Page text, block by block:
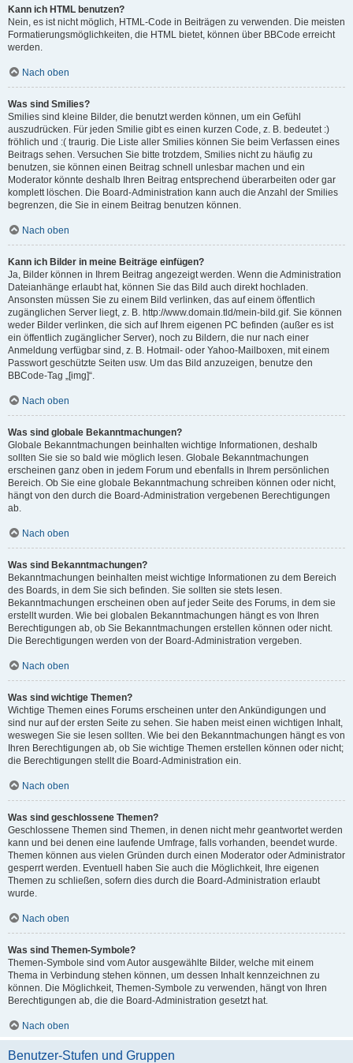
Kann ich HTML benutzen?
Nein, es ist nicht möglich, HTML-Code in Beiträgen zu verwenden. Die meisten
Formatierungsmöglichkeiten, die HTML bietet, können über BBCode erreicht
werden.
Nach oben
Was sind Smilies?
Smilies sind kleine Bilder, die benutzt werden können, um ein Gefühl
auszudrücken. Für jeden Smilie gibt es einen kurzen Code, z. B. bedeutet :)
fröhlich und :( traurig. Die Liste aller Smilies können Sie beim Verfassen eines
Beitrags sehen. Versuchen Sie bitte trotzdem, Smilies nicht zu häufig zu
benutzen, sie können einen Beitrag schnell unlesbar machen und ein
Moderator könnte deshalb Ihren Beitrag entsprechend überarbeiten oder gar
komplett löschen. Die Board-Administration kann auch die Anzahl der Smilies
begrenzen, die Sie in einem Beitrag benutzen können.
Nach oben
Kann ich Bilder in meine Beiträge einfügen?
Ja, Bilder können in Ihrem Beitrag angezeigt werden. Wenn die Administration
Dateianhänge erlaubt hat, können Sie das Bild auch direkt hochladen.
Ansonsten müssen Sie zu einem Bild verlinken, das auf einem öffentlich
zugänglichen Server liegt, z. B. http://www.domain.tld/mein-bild.gif. Sie können
weder Bilder verlinken, die sich auf Ihrem eigenen PC befinden (außer es ist
ein öffentlich zugänglicher Server), noch zu Bildern, die nur nach einer
Anmeldung verfügbar sind, z. B. Hotmail- oder Yahoo-Mailboxen, mit einem
Passwort geschützte Seiten usw. Um das Bild anzuzeigen, benutze den
BBCode-Tag „[img]“.
Nach oben
Was sind globale Bekanntmachungen?
Globale Bekanntmachungen beinhalten wichtige Informationen, deshalb
sollten Sie sie so bald wie möglich lesen. Globale Bekanntmachungen
erscheinen ganz oben in jedem Forum und ebenfalls in Ihrem persönlichen
Bereich. Ob Sie eine globale Bekanntmachung schreiben können oder nicht,
hängt von den durch die Board-Administration vergebenen Berechtigungen
ab.
Nach oben
Was sind Bekanntmachungen?
Bekanntmachungen beinhalten meist wichtige Informationen zu dem Bereich
des Boards, in dem Sie sich befinden. Sie sollten sie stets lesen.
Bekanntmachungen erscheinen oben auf jeder Seite des Forums, in dem sie
erstellt wurden. Wie bei globalen Bekanntmachungen hängt es von Ihren
Berechtigungen ab, ob Sie Bekanntmachungen erstellen können oder nicht.
Die Berechtigungen werden von der Board-Administration vergeben.
Nach oben
Was sind wichtige Themen?
Wichtige Themen eines Forums erscheinen unter den Ankündigungen und
sind nur auf der ersten Seite zu sehen. Sie haben meist einen wichtigen Inhalt,
weswegen Sie sie lesen sollten. Wie bei den Bekanntmachungen hängt es von
Ihren Berechtigungen ab, ob Sie wichtige Themen erstellen können oder nicht;
die Berechtigungen stellt die Board-Administration ein.
Nach oben
Was sind geschlossene Themen?
Geschlossene Themen sind Themen, in denen nicht mehr geantwortet werden
kann und bei denen eine laufende Umfrage, falls vorhanden, beendet wurde.
Themen können aus vielen Gründen durch einen Moderator oder Administrator
gesperrt werden. Eventuell haben Sie auch die Möglichkeit, Ihre eigenen
Themen zu schließen, sofern dies durch die Board-Administration erlaubt
wurde.
Nach oben
Was sind Themen-Symbole?
Themen-Symbole sind vom Autor ausgewählte Bilder, welche mit einem
Thema in Verbindung stehen können, um dessen Inhalt kennzeichnen zu
können. Die Möglichkeit, Themen-Symbole zu verwenden, hängt von Ihren
Berechtigungen ab, die die Board-Administration gesetzt hat.
Nach oben
Benutzer-Stufen und Gruppen